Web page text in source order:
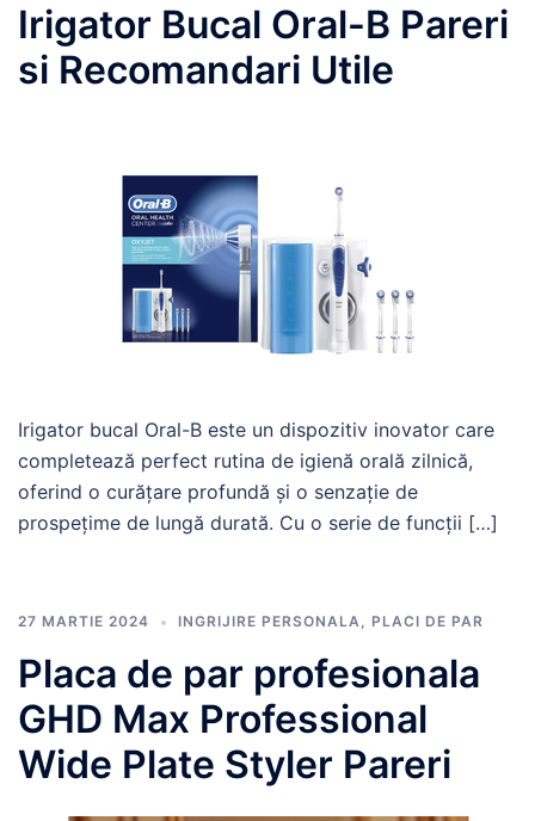
Irigator Bucal Oral-B Pareri
si Recomandari Utile
Irigator bucal Oral-B este un dispozitiv inovator care
completează perfect rutina de igienă orală zilnică,
oferind o curățare profundă și o senzație de
prospețime de lungă durată. Cu o serie de funcții […]
27 MARTIE 2024 INGRIJIRE PERSONALA, PLACI DE PAR
Placa de par profesionala
GHD Max Professional
Wide Plate Styler Pareri